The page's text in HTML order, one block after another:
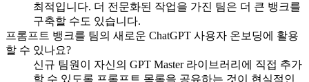
최적입니다. 더 전문화된 작업을 가진 팀은 더 큰 뱅크를
구축할 수도 있습니다.
프롬프트 뱅크를 팀의 새로운 ChatGPT 사용자 온보딩에 활용
할 수 있나요?
신규 팀원이 자신의 GPT Master 라이브러리에 직접 추가
할 수 있도록 프롬프트 목록을 공유하는 것이 현실적인